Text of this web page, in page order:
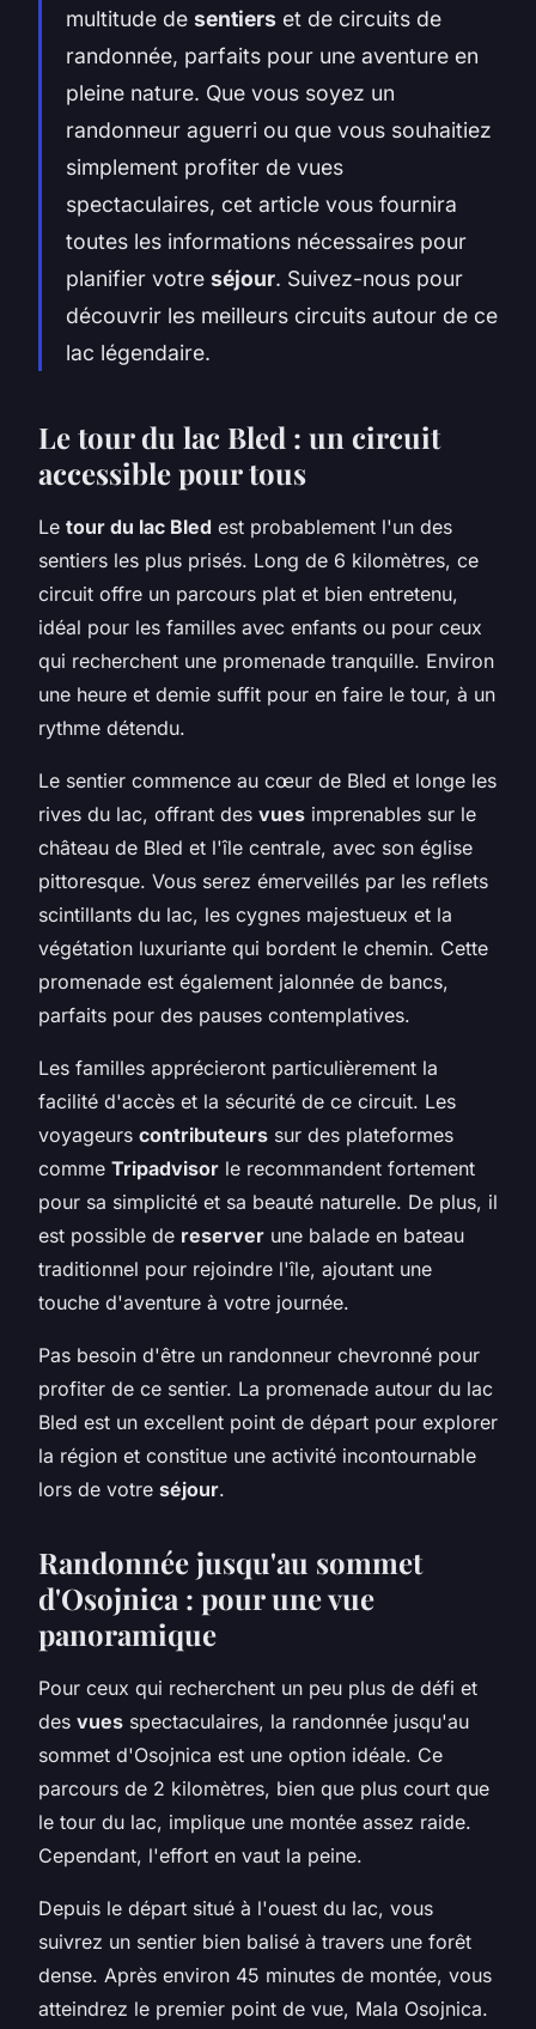
multitude de sentiers et de circuits de
randonnée, parfaits pour une aventure en
pleine nature. Que vous soyez un
randonneur aguerri ou que vous souhaitiez
simplement profiter de vues
spectaculaires, cet article vous fournira
toutes les informations nécessaires pour
planifier votre séjour. Suivez-nous pour
découvrir les meilleurs circuits autour de ce
lac légendaire.
Le tour du lac Bled : un circuit
accessible pour tous
Le tour du lac Bled est probablement l'un des
sentiers les plus prisés. Long de 6 kilomètres, ce
circuit offre un parcours plat et bien entretenu,
idéal pour les familles avec enfants ou pour ceux
qui recherchent une promenade tranquille. Environ
une heure et demie suffit pour en faire le tour, à un
rythme détendu.
Le sentier commence au cœur de Bled et longe les
rives du lac, offrant des vues imprenables sur le
château de Bled et l'île centrale, avec son église
pittoresque. Vous serez émerveillés par les reflets
scintillants du lac, les cygnes majestueux et la
végétation luxuriante qui bordent le chemin. Cette
promenade est également jalonnée de bancs,
parfaits pour des pauses contemplatives.
Les familles apprécieront particulièrement la
facilité d'accès et la sécurité de ce circuit. Les
voyageurs contributeurs sur des plateformes
comme Tripadvisor le recommandent fortement
pour sa simplicité et sa beauté naturelle. De plus, il
est possible de reserver une balade en bateau
traditionnel pour rejoindre l'île, ajoutant une
touche d'aventure à votre journée.
Pas besoin d'être un randonneur chevronné pour
profiter de ce sentier. La promenade autour du lac
Bled est un excellent point de départ pour explorer
la région et constitue une activité incontournable
lors de votre séjour.
Randonnée jusqu'au sommet
d'Osojnica : pour une vue
panoramique
Pour ceux qui recherchent un peu plus de défi et
des vues spectaculaires, la randonnée jusqu'au
sommet d'Osojnica est une option idéale. Ce
parcours de 2 kilomètres, bien que plus court que
le tour du lac, implique une montée assez raide.
Cependant, l'effort en vaut la peine.
Depuis le départ situé à l'ouest du lac, vous
suivrez un sentier bien balisé à travers une forêt
dense. Après environ 45 minutes de montée, vous
atteindrez le premier point de vue, Mala Osojnica.